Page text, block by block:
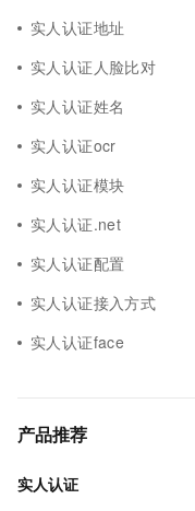
实人认证地址
实人认证人脸比对
实人认证姓名
实人认证ocr
实人认证模块
实人认证.net
实人认证配置
实人认证接入方式
实人认证face
产品推荐
实人认证